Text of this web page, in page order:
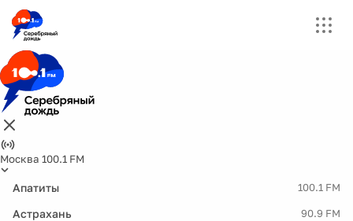
Москва 100.1 FM
Апатиты 100.1 FM
Астрахань 90.9 FM